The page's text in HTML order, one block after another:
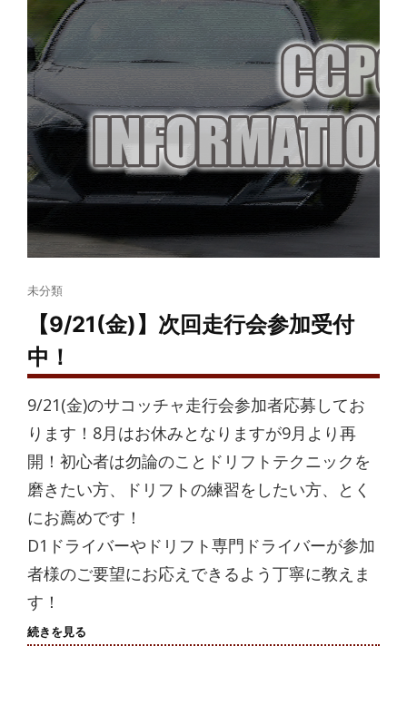
Cat
Links
未分類
【9/21(金)】次回走行会参加受付
中！
9/21(金)のサコッチャ走行会参加者応募してお
ります！8月はお休みとなりますが9月より再
開！初心者は勿論のことドリフトテクニックを
磨きたい方、ドリフトの練習をしたい方、とく
にお薦めです！
D1ドライバーやドリフト専門ドライバーが参加
者様のご要望にお応えできるよう丁寧に教えま
す！
続きを見る
次